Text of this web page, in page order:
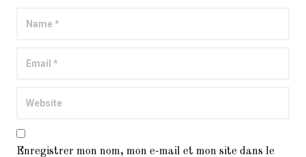
Enregistrer mon nom, mon e-mail et mon site dans le